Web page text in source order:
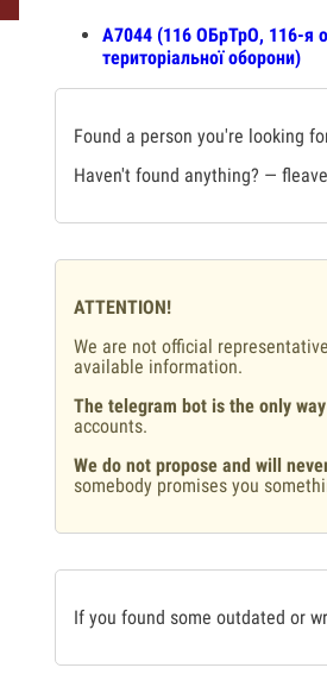
А7044 (116 ОБрТрО, 116-я
територіальної оборони)
Found a person you're looking
Haven't found anything? —
ATTENTION!
We are not official
available information.
The telegram bot is the only
accounts.
We do not propose and will
somebody promises you
If you found some outdated or